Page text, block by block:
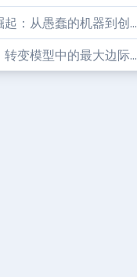
：从愚蠢的机器到创...
变模型中的最大边际...